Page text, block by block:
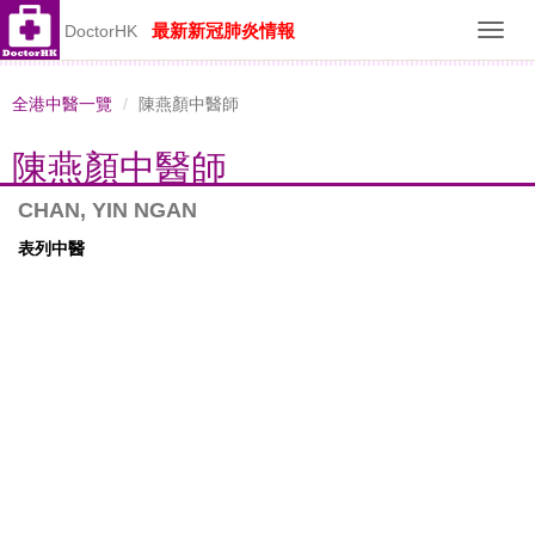
DoctorHK 最新新冠肺炎情報
全港中醫一覽 陳燕顏中醫師
陳燕顏中醫師
CHAN, YIN NGAN
表列中醫